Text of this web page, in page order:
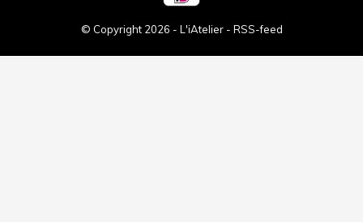
© Copyright 2026 - L'iAtelier - RSS-feed